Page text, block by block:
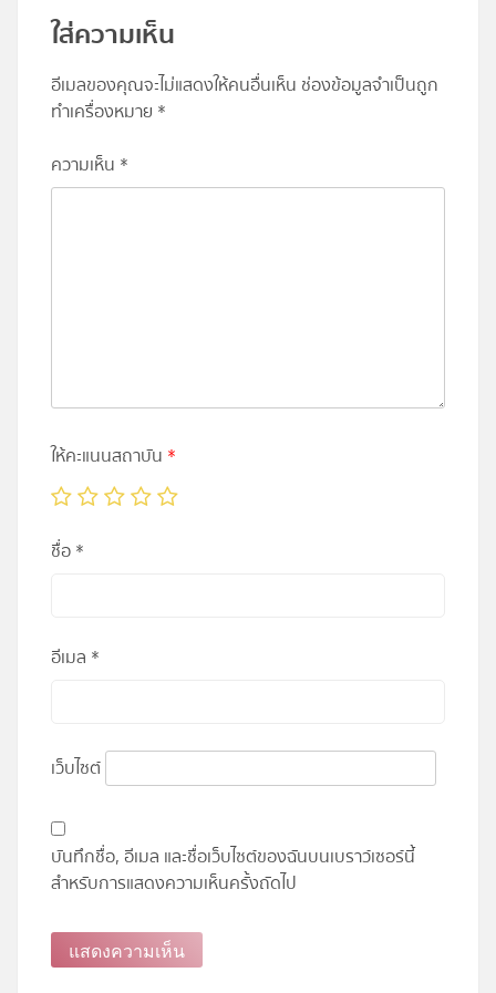
ใส่ความเห็น
อีเมลของคุณจะไม่แสดงให้คนอื่นเห็น ช่องข้อมูลจำเป็นถูก
ทำเครื่องหมาย *
ความเห็น *
ให้คะแนนสถาบัน *
ชื่อ*
อีเมล *
เว็บไซต์
บันทึกชื่อ, อีเมล และชื่อเว็บไซต์ของฉันบนเบราว์เซอร์นี้
สำหรับการแสดงความเห็นครั้งถัดไป